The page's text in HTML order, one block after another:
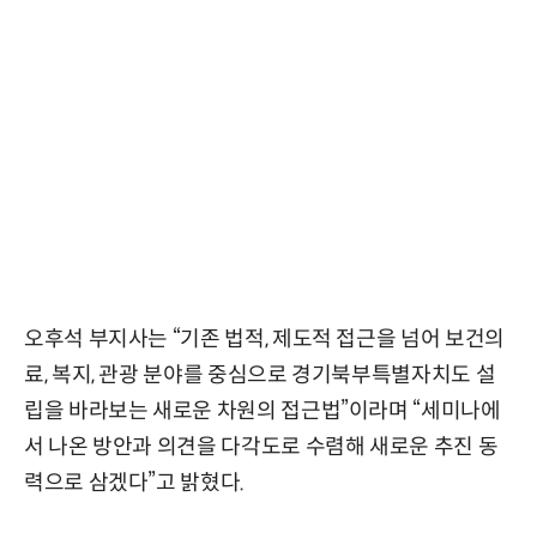
오후석 부지사는 “기존 법적, 제도적 접근을 넘어 보건의
료, 복지, 관광 분야를 중심으로 경기북부특별자치도 설
립을 바라보는 새로운 차원의 접근법”이라며 “세미나에
서 나온 방안과 의견을 다각도로 수렴해 새로운 추진 동
력으로 삼겠다”고 밝혔다.